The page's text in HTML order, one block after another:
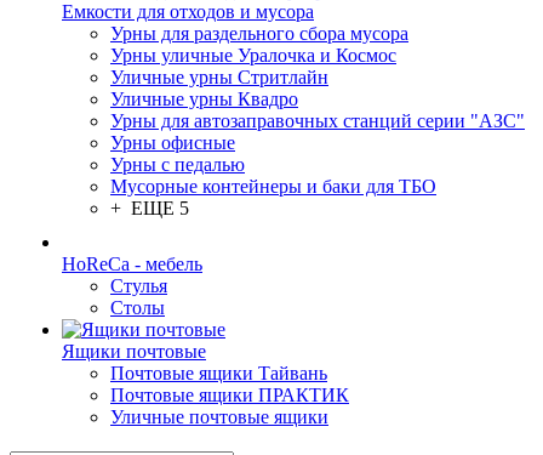
Емкости для отходов и мусора
Урны для раздельного сбора мусора
Урны уличные Уралочка и Космос
Уличные урны Стритлайн
Уличные урны Квадро
Урны для автозаправочных станций серии "АЗС"
Урны офисные
Урны с педалью
Мусорные контейнеры и баки для ТБО
+ ЕЩЕ 5
HoReCa - мебель
Стулья
Столы
Ящики почтовые
Почтовые ящики Тайвань
Почтовые ящики ПРАКТИК
Уличные почтовые ящики